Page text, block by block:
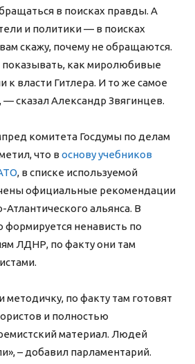
в поисках правды. А
и политики — в поисках
скажу, почему не обращаются.
показывать, как миролюбивые
к власти Гитлера. И то же самое
— сказал Александр Звягинцев.
комитета Госдумы по делам
что в основу учебников
, в списке используемой
официальные рекомендации
альянса. В
формируется ненависть по
ЛДНР, по факту они там
методичку, по факту там готовят
и полностью
материал. Людей
– добавил парламентарий.